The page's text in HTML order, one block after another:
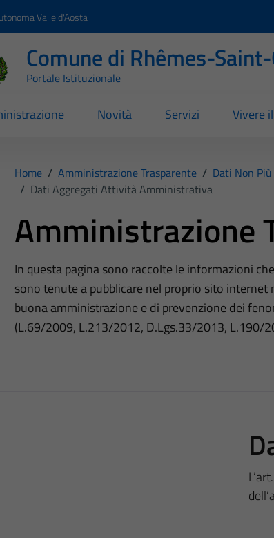
Valle d'Aosta
Comune di Rhêmes-
Portale Istituzionale
Novità Servizi Vivere
Home / Amministrazione Trasparente / Dati Non
/ Dati Aggregati Attività Amministrativa
Amministrazione
In questa pagina sono raccolte le informazioni
sono tenute a pubblicare nel proprio sito internet
buona amministrazione e di prevenzione dei
(L.69/2009, L.213/2012, D.Lgs.33/2013, L.190/